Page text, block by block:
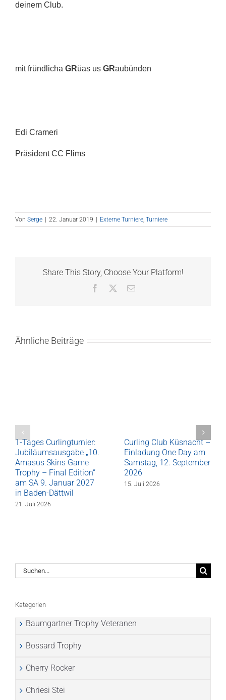
deinem Club.
mit fründlicha GRüas us GRaubünden
Edi Crameri
Präsident CC Flims
Von Serge 22. Januar 2019 Externe Turniere, Turniere
Share This Story, Choose Your Platform!
Facebook
E-
Ähnliche Beiträge
1-Tages Curlingturnier:
Jubiläumsausgabe „10.
Amasus Skins Game
Trophy – Final Edition“
am SA 9. Januar 2027
in Baden-Dättwil
21. Juli 2026
Curling Club Küsnacht –
Einladung One Day am
Samstag, 12. September
2026
15. Juli 2026
Suche
nach:
Kategorien
Baumgartner Trophy Veteranen
Bossard Trophy
Cherry Rocker
Chriesi Stei